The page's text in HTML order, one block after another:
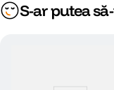
S-ar putea